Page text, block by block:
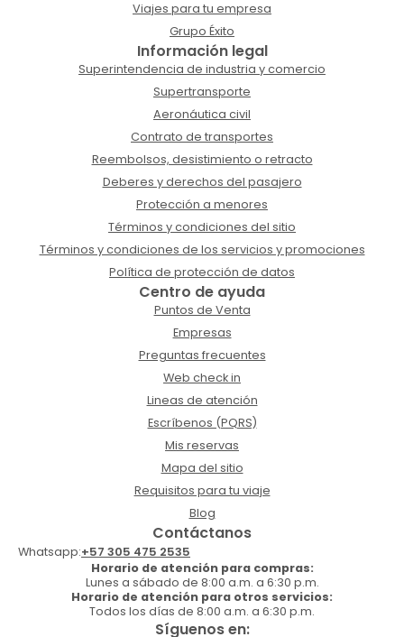
Viajes para tu empresa
Grupo Éxito
Información legal
Superintendencia de industria y comercio
Supertransporte
Aeronáutica civil
Contrato de transportes
Reembolsos, desistimiento o retracto
Deberes y derechos del pasajero
Protección a menores
Términos y condiciones del sitio
Términos y condiciones de los servicios y promociones
Política de protección de datos
Centro de ayuda
Puntos de Venta
Empresas
Preguntas frecuentes
Web check in
Lineas de atención
Escríbenos (PQRS)
Mis reservas
Mapa del sitio
Requisitos para tu viaje
Blog
Contáctanos
Whatsapp:+57 305 475 2535
Horario de atención para compras:
Lunes a sábado de 8:00 a.m. a 6:30 p.m.
Horario de atención para otros servicios:
Todos los días de 8:00 a.m. a 6:30 p.m.
Síguenos en: